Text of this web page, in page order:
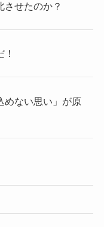
させたのか？
めない思い」が原